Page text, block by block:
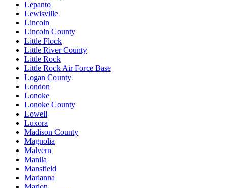
Lepanto
Lewisville
Lincoln
Lincoln County
Little Flock
Little River County
Little Rock
Little Rock Air Force Base
Logan County
London
Lonoke
Lonoke County
Lowell
Luxora
Madison County
Magnolia
Malvern
Manila
Mansfield
Marianna